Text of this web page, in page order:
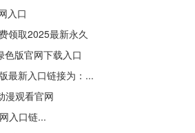
境/深度集
成
Doubao-
1.5-pro与
入口
领取2025最新永久
版官网下载入口
最新入口链接为：...
漫观看官网
入口链...